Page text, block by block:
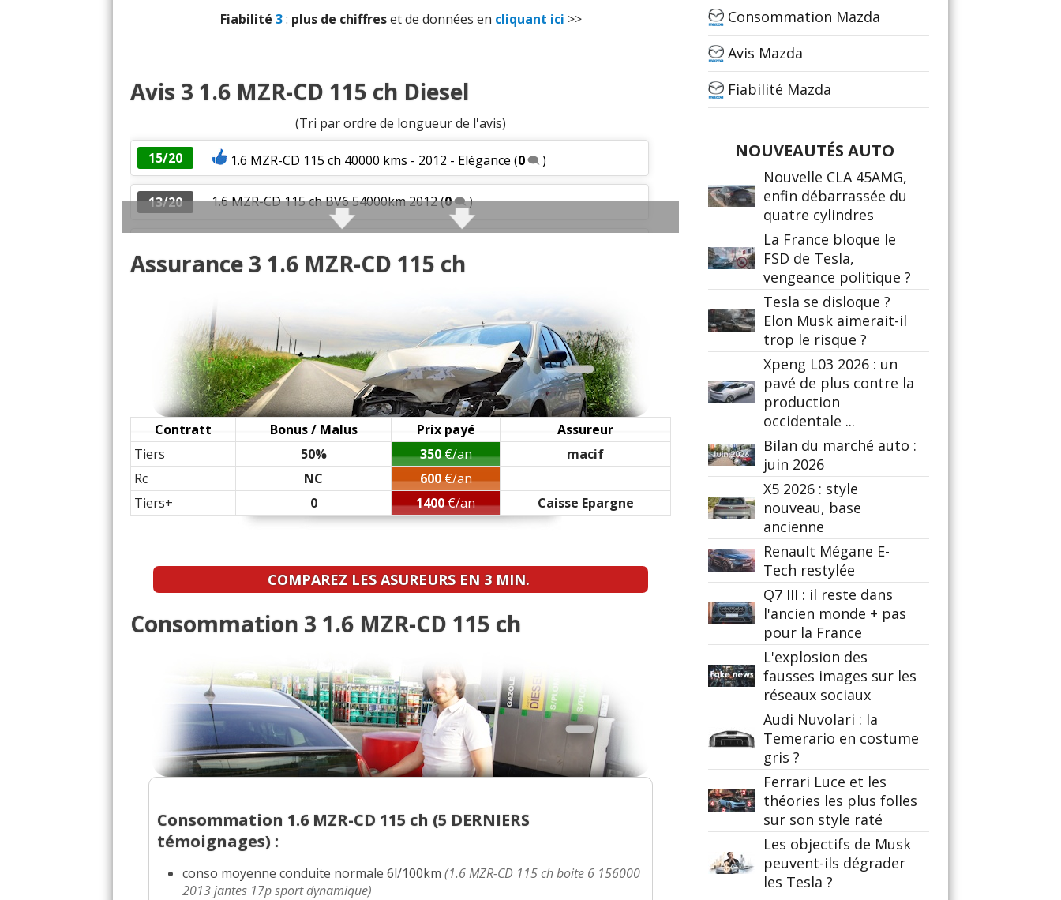
Fiabilité 3: plus de chiffreset de données en cliquant ici >>
Avis 3 1.6 MZR-CD 115 ch Diesel
(Tri par ordre de longueur de l'avis)
15/20
1.6 MZR-CD 115 ch 40000 kms - 2012 - Elégance (0 )
13/20 1.6 MZR-CD 115 ch BV6 54000km 2012(0 )
1.6 MZR-CD 115 ch 6 vitesses, 86000, 2012, 17(0 )
14/20 1.6 MZR-CD 115 ch (0 )
-- /20 1.6 MZR-CD 115 ch boite manuelle,130000 km,20(1 )
13/20 1.6 MZR-CD 115 ch(0 )
Assurance 3 1.6 MZR-CD 115 ch
Contratt Bonus / Malus Prix payé
Assureur
Tiers
50% 350€/an
macif
Rc
NC 600€/an
Tiers+
0 1400€/an Caisse Epargne
COMPAREZ LES ASUREURS EN 3 MIN.
Consommation 3 1.6 MZR-CD 115 ch
Consommation 1.6 MZR-CD 115 ch (5 DERNIERS
témoignages) :
conso moyenneconduite normale6l/100km(1.6 MZR-CD 115 ch boite 6 156000
2013 jantes 17p sport dynamique)
Consommation Mazda
Avis Mazda
Fiabilité Mazda
NOUVEAUTÉS AUTO
Nouvelle CLA 45AMG,
enfin débarrassée du
quatre cylindres
La France bloque le
FSD de Tesla,
vengeance politique ?
Tesla se disloque ?
Elon Musk aimerait-il
trop le risque ?
Xpeng L03 2026 : un
pavé de plus contre la
production
occidentale ...
Bilan du marché auto :
juin 2026
X5 2026 : style
nouveau, base
ancienne
Renault Mégane E-
Tech restylée
Q7 III : il reste dans
l'ancien monde + pas
pour la France
L'explosion des
fausses images sur les
réseaux sociaux
Audi Nuvolari : la
Temerario en costume
gris ?
Ferrari Luce et les
théories les plus folles
sur son style raté
Les objectifs de Musk
peuvent-ils dégrader
les Tesla ?